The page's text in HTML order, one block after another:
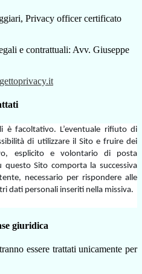
Privacy officer certificato
e contrattuali: Avv. Giuseppe
è facoltativo. L’eventuale rifiuto di
di utilizzare il Sito e fruire dei
esplicito e volontario di posta
Sito comporta la successiva
necessario per rispondere alle
dati personali inseriti nella missiva.
giuridica
essere trattati unicamente per